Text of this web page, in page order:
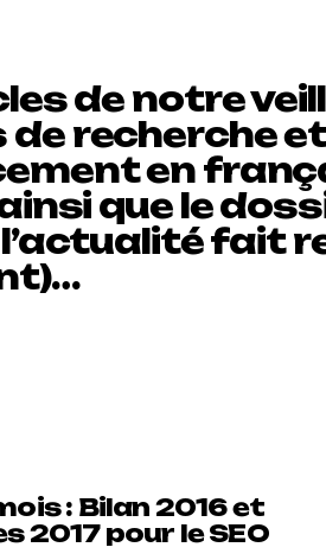
de notre
recherche
en
que le
fait
: Bilan 2016 et
2017 pour le SEO